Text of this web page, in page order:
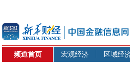
频道首页 宏观经济 区域经